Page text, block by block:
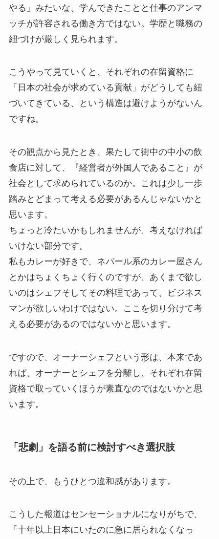
やる」みたいな、学んできたことと仕事のアンマ
ッチが許容される働き方ではない。学歴と職務の
紐づけが厳しく見られます。
こうやって見ていくと、それぞれの在留資格に
「日本の社会が求めている貢献」がどうしても紐
づいてきている、という構造は避けようがないん
ですね。
その観点から見たとき、果たして街中の中小の飲
食店に対して、『経営者が外国人であること』が
社会として求められているのか。これは少し一歩
踏みとどまって考える必要があるんじゃないかと
思います。
ちょっと冷たいかもしれませんが、考えなければ
いけない部分です。
私もカレーが好きで、ネパール系のカレー屋さん
とかはちょくちょく行くのですが、あくまで欲し
いのはシェフそしてその料理であって、ビジネス
マンが欲しいわけではない。ここを切り分けて考
える必要があるのではないかと思います。
ですので、オーナーシェフという形は、本来であ
れば、オーナーとシェフを分離し、それぞれ在留
資格で取っていくほうが素直なのではないかと思
います。
「悲劇」を語る前に検討すべき選択肢
その上で、もうひとつ違和感があります。
こうした報道はセンセーショナルになりがちで、
「十年以上日本にいたのに急に居られなくなっ